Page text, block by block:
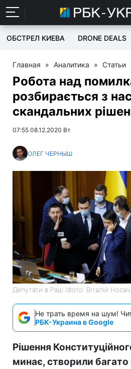
ОБСТРЕЛ КИЕВА DRONE DEALS
Главная » Аналитика » Статьи
Робота над
розбирається з
скандальних
07:55 08.12.2020 Вт
ОЛЕГ ЧЕРНЫШ
Депутати в Раді (Фото: Віталій
Не трать время на шум!
РБК-Украина в Google
Рішення
минає, створили